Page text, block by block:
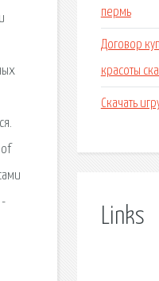
of
-
пермь
Договор
красоты
Скачать
Links